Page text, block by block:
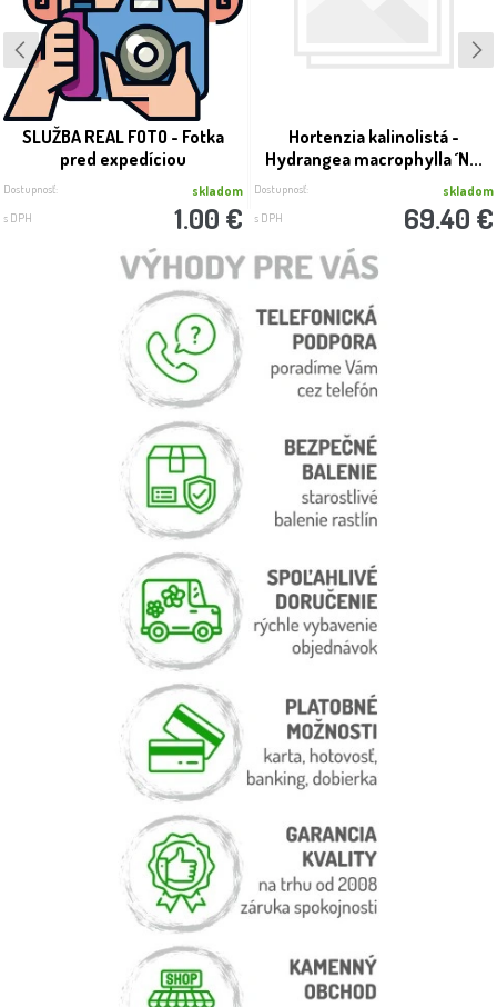
SLUŽBA REAL FOTO - Fotka
pred expedíciou
Dostupnosť: skladom
s DPH 1.00 €
Hortenzia kalinolistá -
Hydrangea macrophylla ´N...
Dostupnosť: skladom
s DPH 69.40 €